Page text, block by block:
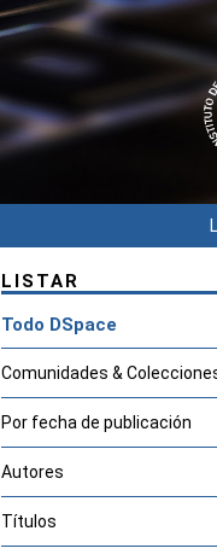
LISTAR
Todo DSpace
Comunidades &
Por fecha de publicación
Autores
Títulos